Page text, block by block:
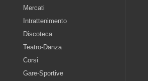
Mercati
Intrattenimento
Discoteca
Teatro-Danza
Corsi
Gare-Sportive